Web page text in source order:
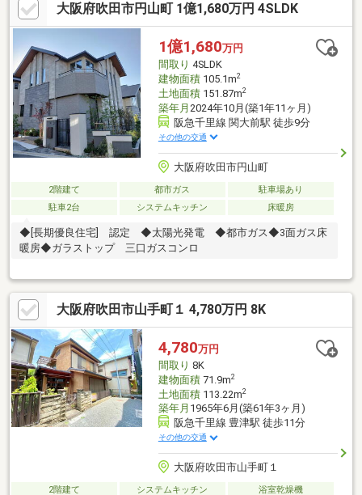
大阪府吹田市円山町 1億1,680万円 4SLDK
1億1,680万円
間取り 4SLDK
建物面積105.1m2
土地面積151.87m2
築年月 2024年10月(築1年11ヶ月)
阪急千里線 関大前駅 徒歩9分
その他の交通
大阪府吹田市円山町
2階建て 都市ガス
駐車場あり
駐車2台
システムキッチン 床暖房
◆[長期優良住宅] 認定 ◆太陽光発電 ◆都市ガス◆3面ガス床
暖房◆ガラストップ 三口ガスコンロ
大阪府吹田市山手町１ 4,780万円 8K
4,780万円
間取り 8K
建物面積71.9m2
土地面積113.22m2
築年月 1965年6月(築61年3ヶ月)
阪急千里線 豊津駅 徒歩11分
その他の交通
大阪府吹田市山手町１
2階建て システムキッチン 浴室乾燥機